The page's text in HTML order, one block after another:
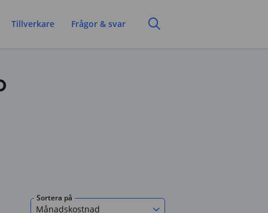
Tillverkare Frågor & svar
Sortera på
Månadskostnad